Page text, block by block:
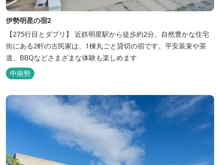
伊勢明星の宿2
【275行目とダブリ】 近鉄明星駅から徒歩約2分。自然豊かな住宅
街にある2軒の古民家は、1棟丸ごと貸切の宿です。平安装束や茶
道、BBQなどさまざまな体験も楽しめます
中南勢